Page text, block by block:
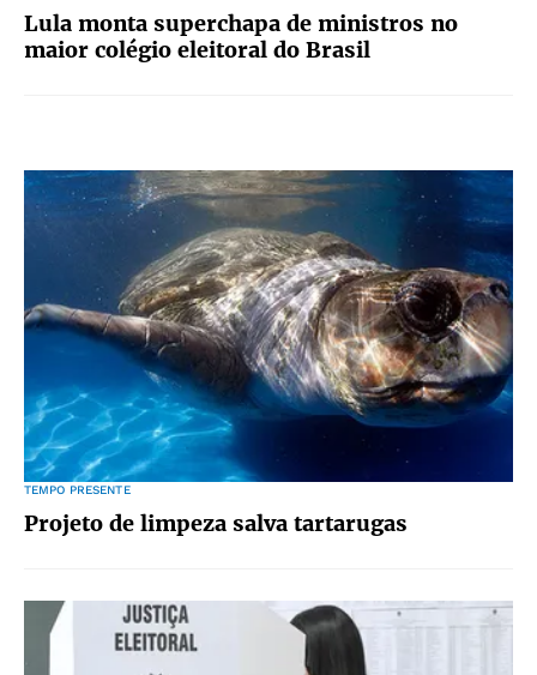
Lula monta superchapa de ministros no
maior colégio eleitoral do Brasil
TEMPO PRESENTE
Projeto de limpeza salva tartarugas